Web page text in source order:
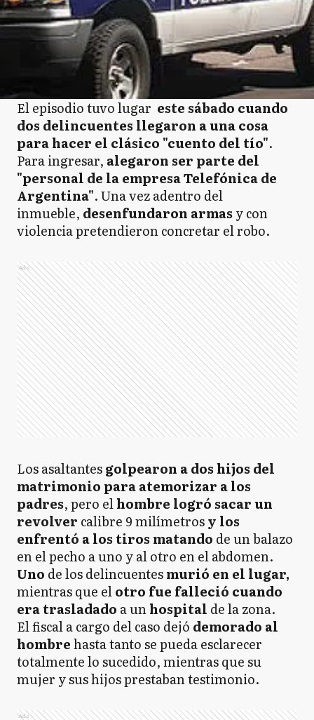
El episodio tuvo lugar este sábado cuando
dos delincuentes llegaron a una cosa
para hacer el clásico "cuento del tío".
Para ingresar, alegaron ser parte del
"personal de la empresa Telefónica de
Argentina". Una vez adentro del
inmueble, desenfundaron armas y con
violencia pretendieron concretar el robo.
Ads
Los asaltantesgolpearon a dos hijos del
matrimonio para atemorizar a los
padres, pero elhombre logró sacar un
revolver calibre 9 milímetrosy los
enfrentó a los tiros matando de un balazo
en el pecho a uno y al otro en el abdomen.
Uno de los delincuentesmurió en el lugar,
mientras que elotro fue falleció cuando
era trasladado a unhospital de la zona.
El fiscal a cargo del caso dejó demorado al
hombrehasta tanto se pueda esclarecer
totalmente lo sucedido, mientras que su
mujer y sus hijos prestaban testimonio.
Ads